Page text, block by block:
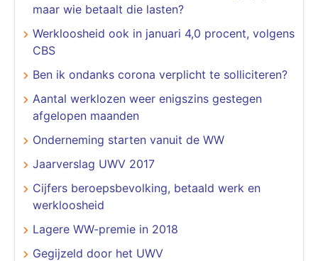
maar wie betaalt die lasten?
Werkloosheid ook in januari 4,0 procent, volgens
CBS
Ben ik ondanks corona verplicht te solliciteren?
Aantal werklozen weer enigszins gestegen
afgelopen maanden
Onderneming starten vanuit de WW
Jaarverslag UWV 2017
Cijfers beroepsbevolking, betaald werk en
werkloosheid
Lagere WW-premie in 2018
Gegijzeld door het UWV